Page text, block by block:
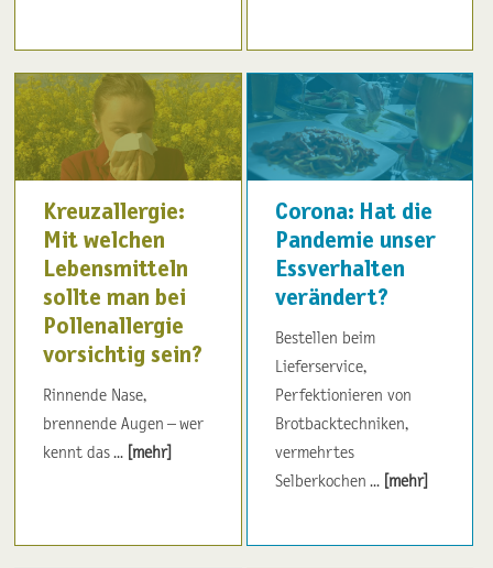
Kreuzallergie:
Mit welchen
Lebensmitteln
sollte man bei
Pollenallergie
vorsichtig sein?
Rinnende Nase,
brennende Augen – wer
kennt das ... [mehr]
Corona: Hat die
Pandemie unser
Essverhalten
verändert?
Bestellen beim
Lieferservice,
Perfektionieren von
Brotbacktechniken,
vermehrtes
Selberkochen ... [mehr]